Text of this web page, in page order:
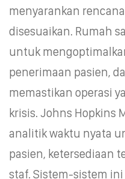
menyarankan
disesuaikan. Rumah
untuk
penerimaan pasien,
memastikan operasi
krisis. Johns Hopkins
analitik waktu nyata
pasien, ketersediaan
staf. Sistem-sistem